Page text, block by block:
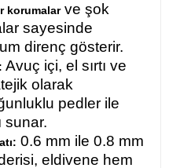
korumalarve şok
sayesinde
direnç gösterir.
Avuç içi, el sırtı ve
olarak
pedler ile
sunar.
0.6 mm ile 0.8 mm
eldivene hem